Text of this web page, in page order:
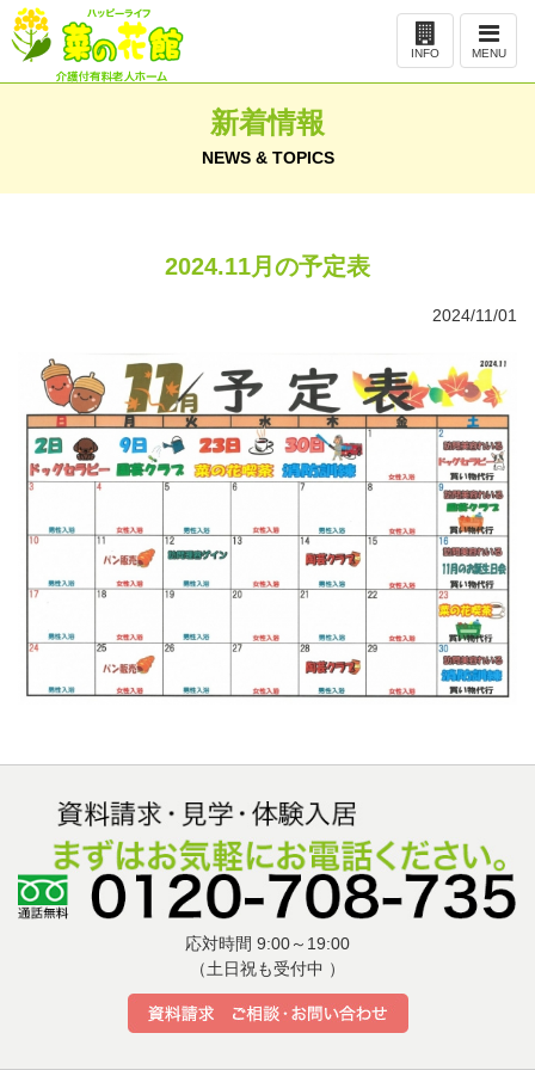
ナ
ビ
ゲ
ー
シ
MENU
INFO
新着情報
NEWS & TOPICS
2024.11月の予定表
2024/11/01
応対時間 9:00～19:00
（土日祝も受付中 ）